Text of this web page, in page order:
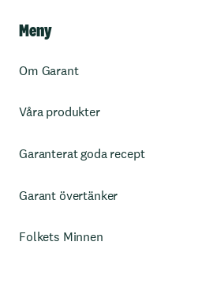
Meny
Om Garant
Våra produkter
Garanterat goda recept
Garant övertänker
Folkets Minnen